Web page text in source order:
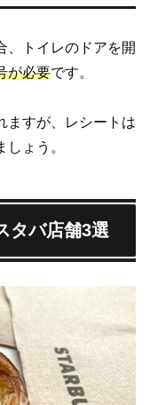
、トイレのドアを開
が必要です。
ますが、レシートは
ょう。
タバ店舗3選